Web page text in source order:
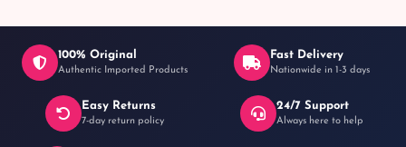
100% Original
Authentic Imported Products
Fast Delivery
Nationwide in 1-3 days
Easy Returns
7-day return policy
24/7 Support
Always here to help